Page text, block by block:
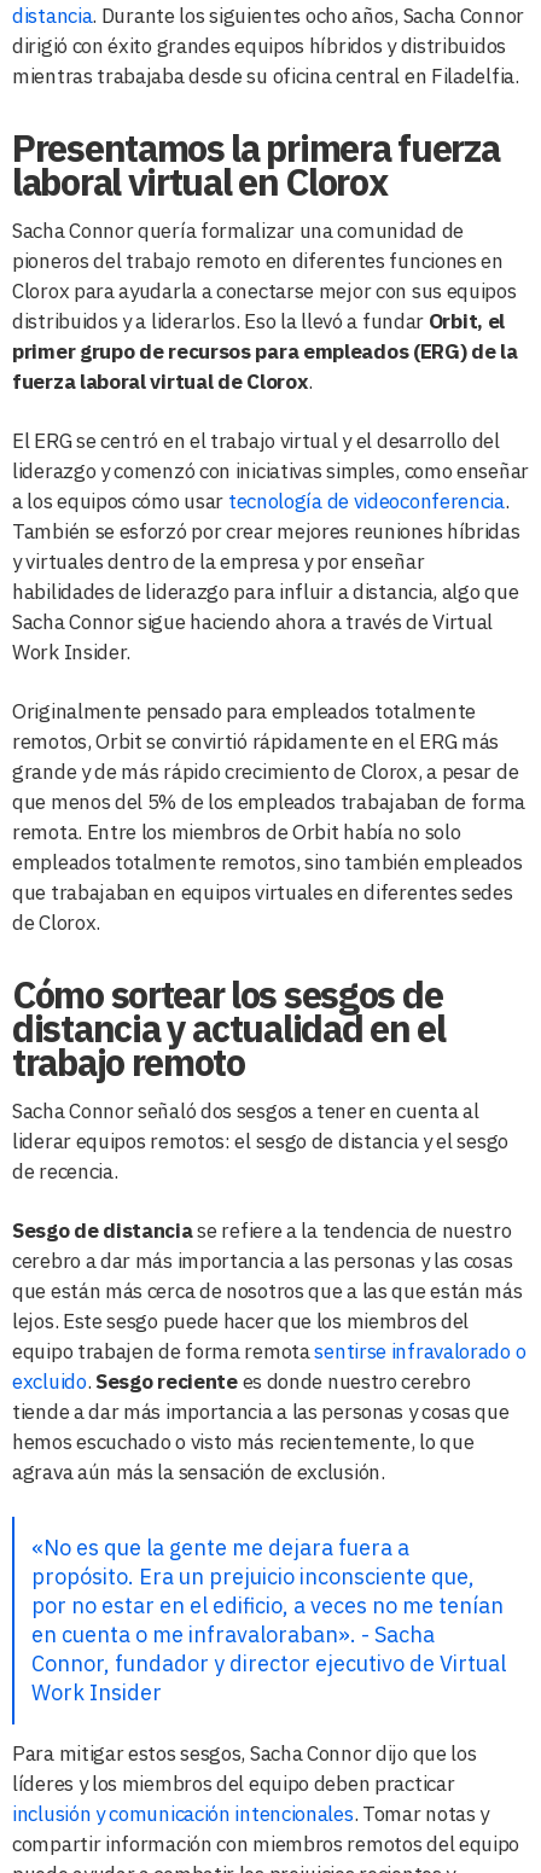
distancia. Durante los siguientes ocho años, Sacha Connor
dirigió con éxito grandes equipos híbridos y distribuidos
mientras trabajaba desde su oficina central en Filadelfia.
Presentamos la primera fuerza
laboral virtual en Clorox
Sacha Connor quería formalizar una comunidad de
pioneros del trabajo remoto en diferentes funciones en
Clorox para ayudarla a conectarse mejor con sus equipos
distribuidos y a liderarlos. Eso la llevó a fundar Orbit, el
primer grupo de recursos para empleados (ERG) de la
fuerza laboral virtual de Clorox.
El ERG se centró en el trabajo virtual y el desarrollo del
liderazgo y comenzó con iniciativas simples, como enseñar
a los equipos cómo usar tecnología de videoconferencia.
También se esforzó por crear mejores reuniones híbridas
y virtuales dentro de la empresa y por enseñar
habilidades de liderazgo para influir a distancia, algo que
Sacha Connor sigue haciendo ahora a través de Virtual
Work Insider.
Originalmente pensado para empleados totalmente
remotos, Orbit se convirtió rápidamente en el ERG más
grande y de más rápido crecimiento de Clorox, a pesar de
que menos del 5% de los empleados trabajaban de forma
remota. Entre los miembros de Orbit había no solo
empleados totalmente remotos, sino también empleados
que trabajaban en equipos virtuales en diferentes sedes
de Clorox.
Cómo sortear los sesgos de
distancia y actualidad en el
trabajo remoto
Sacha Connor señaló dos sesgos a tener en cuenta al
liderar equipos remotos: el sesgo de distancia y el sesgo
de recencia.
Sesgo de distanciase refiere a la tendencia de nuestro
cerebro a dar más importancia a las personas y las cosas
que están más cerca de nosotros que a las que están más
lejos. Este sesgo puede hacer que los miembros del
equipo trabajen de forma remotasentirse infravalorado o
excluido.Sesgo recientees donde nuestro cerebro
tiende a dar más importancia a las personas y cosas que
hemos escuchado o visto más recientemente, lo que
agrava aún más la sensación de exclusión.
«No es que la gente me dejara fuera a
propósito. Era un prejuicio inconsciente que,
por no estar en el edificio, a veces no me tenían
en cuenta o me infravaloraban». - Sacha
Connor, fundador y director ejecutivo de Virtual
Work Insider
Para mitigar estos sesgos, Sacha Connor dijo que los
líderes y los miembros del equipo deben practicar
inclusión y comunicación intencionales. Tomar notas y
compartir información con miembros remotos del equipo